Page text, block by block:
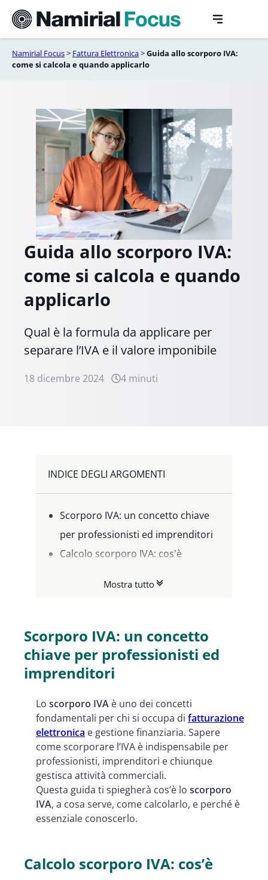
contenuto
Namirial Focus> Fattura Elettronica>Guida allo scorporo IVA:
come si calcola e quando applicarlo
Guida allo scorporo IVA:
come si calcola e quando
applicarlo
Qual è la formula da applicare per
separare l’IVA e il valore imponibile
18 dicembre 2024 4 minuti
INDICE DEGLI ARGOMENTI
Scorporo IVA: un concetto chiave
per professionisti ed imprenditori
Calcolo scorporo IVA: cos'è
come funziona
Formula scorporo IVA: tutti i vari
casi
Scorporo IVA automatico con
Mostra tutto
Scorporo IVA: un concetto
chiave per professionisti ed
imprenditori
Lo scorporo IVA è uno dei concetti
fondamentali per chi si occupa di fatturazione
elettronica e gestione finanziaria. Sapere
come scorporare l’IVA è indispensabile per
professionisti, imprenditori e chiunque
gestisca attività commerciali.
Questa guida ti spiegherà cos’è lo scorporo
IVA, a cosa serve, come calcolarlo, e perché è
essenziale conoscerlo.
Calcolo scorporo IVA: cos’è